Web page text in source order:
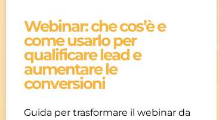
Webinar: che cos’è e
come usarlo per
qualificare lead e
aumentare le
conversioni
Guida per trasformare il webinar da